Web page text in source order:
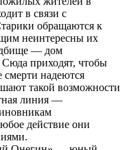
в связи с
обращаются к
неинтересны их
— дом
приходят, чтобы
смерти надеются
такой возможности
линия —
действие они